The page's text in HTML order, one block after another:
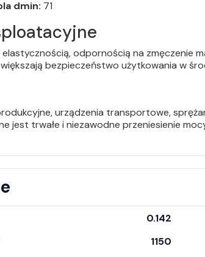
dmin: 71
odpornością na zmęczenie
bezpieczeństwo użytkowania w
urządzenia transportowe,
jest trwałe i niezawodne przeniesienie
0.142
1150